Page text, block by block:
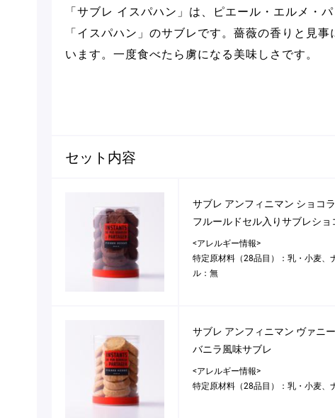
「サブレ イスパハン」は、ピエール・エルメ・
「イスパハン」のサブレです。薔薇の香りと見
います。一度食べたら虜になる美味しさです。
セット内容
サブレ アンフィニマン ショコラ
フルールドセル入りサブレショ
<アレルギー情報>
特定原材料（28品目）：乳・小麦、
ル：無
サブレ アンフィニマン ヴァニ
バニラ風味サブレ
<アレルギー情報>
特定原材料（28品目）：乳・小麦、